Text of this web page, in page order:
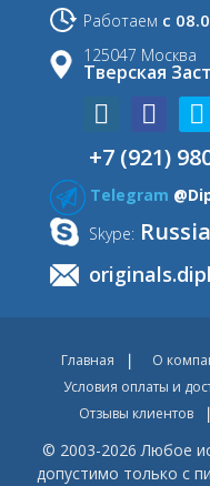
Работаем с
125047 Москва
Тверская
+7 (921)
Telegram
Skype:
Главная О
Условия оплаты и
Отзывы клиентов
© 2003-2026 Любое
допустимо только с